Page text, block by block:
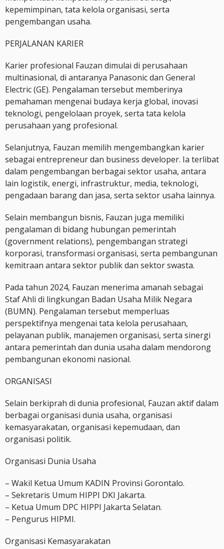
kepemimpinan, tata kelola organisasi, serta
pengembangan usaha.
PERJALANAN KARIER
Karier profesional Fauzan dimulai di perusahaan
multinasional, di antaranya Panasonic dan General
Electric (GE). Pengalaman tersebut memberinya
pemahaman mengenai budaya kerja global, inovasi
teknologi, pengelolaan proyek, serta tata kelola
perusahaan yang profesional.
Selanjutnya, Fauzan memilih mengembangkan karier
sebagai entrepreneur dan business developer. Ia terlibat
dalam pengembangan berbagai sektor usaha, antara
lain logistik, energi, infrastruktur, media, teknologi,
pengadaan barang dan jasa, serta sektor usaha lainnya.
Selain membangun bisnis, Fauzan juga memiliki
pengalaman di bidang hubungan pemerintah
(government relations), pengembangan strategi
korporasi, transformasi organisasi, serta pembangunan
kemitraan antara sektor publik dan sektor swasta.
Pada tahun 2024, Fauzan menerima amanah sebagai
Staf Ahli di lingkungan Badan Usaha Milik Negara
(BUMN). Pengalaman tersebut memperluas
perspektifnya mengenai tata kelola perusahaan,
pelayanan publik, manajemen organisasi, serta sinergi
antara pemerintah dan dunia usaha dalam mendorong
pembangunan ekonomi nasional.
ORGANISASI
Selain berkiprah di dunia profesional, Fauzan aktif dalam
berbagai organisasi dunia usaha, organisasi
kemasyarakatan, organisasi kepemudaan, dan
organisasi politik.
Organisasi Dunia Usaha
– Wakil Ketua Umum KADIN Provinsi Gorontalo.
– Sekretaris Umum HIPPI DKI Jakarta.
– Ketua Umum DPC HIPPI Jakarta Selatan.
– Pengurus HIPMI.
Organisasi Kemasyarakatan